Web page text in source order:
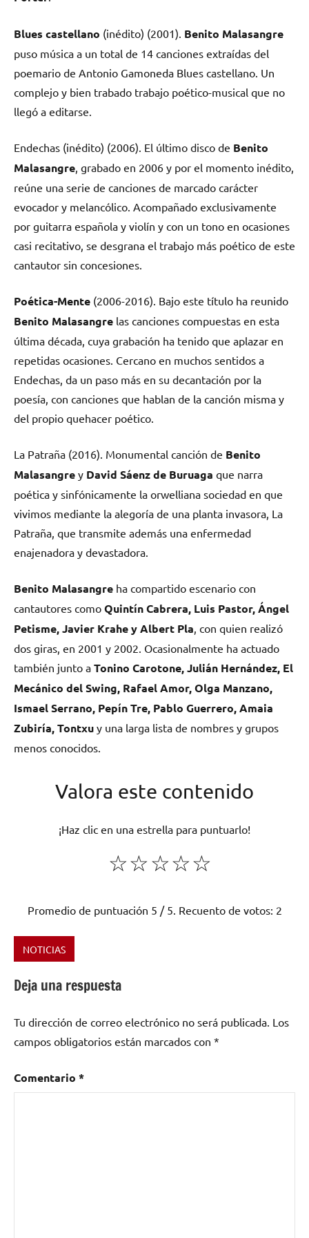
Blues castellano (inédito) (2001). Benito Malasangre
puso música a un total de 14 canciones extraídas del
poemario de Antonio Gamoneda Blues castellano. Un
complejo y bien trabado trabajo poético-musical que no
llegó a editarse.
Endechas (inédito) (2006). El último disco de Benito
Malasangre, grabado en 2006 y por el momento inédito,
reúne una serie de canciones de marcado carácter
evocador y melancólico. Acompañado exclusivamente
por guitarra española y violín y con un tono en ocasiones
casi recitativo, se desgrana el trabajo más poético de este
cantautor sin concesiones.
Poética-Mente (2006-2016). Bajo este título ha reunido
Benito Malasangre las canciones compuestas en esta
última década, cuya grabación ha tenido que aplazar en
repetidas ocasiones. Cercano en muchos sentidos a
Endechas, da un paso más en su decantación por la
poesía, con canciones que hablan de la canción misma y
del propio quehacer poético.
La Patraña (2016). Monumental canción de Benito
Malasangre y David Sáenz de Buruaga que narra
poética y sinfónicamente la orwelliana sociedad en que
vivimos mediante la alegoría de una planta invasora, La
Patraña, que transmite además una enfermedad
enajenadora y devastadora.
Benito Malasangre ha compartido escenario con
cantautores como Quintín Cabrera, Luis Pastor, Ángel
Petisme, Javier Krahe y Albert Pla, con quien realizó
dos giras, en 2001 y 2002. Ocasionalmente ha actuado
también junto a Tonino Carotone, Julián Hernández, El
Mecánico del Swing, Rafael Amor, Olga Manzano,
Ismael Serrano, Pepín Tre, Pablo Guerrero, Amaia
Zubiría, Tontxu y una larga lista de nombres y grupos
menos conocidos.
Valora este contenido
¡Haz clic en una estrella para puntuarlo!
☆
☆
☆
☆
☆
Promedio de puntuación 5 / 5. Recuento de votos: 2
Albert
Amaia
Zubiría,
Malasangre,
blues,
NOTICIAS
Deja una respuesta
Tu dirección de correo electrónico no será publicada. Los
campos obligatorios están marcados con *
Comentario *